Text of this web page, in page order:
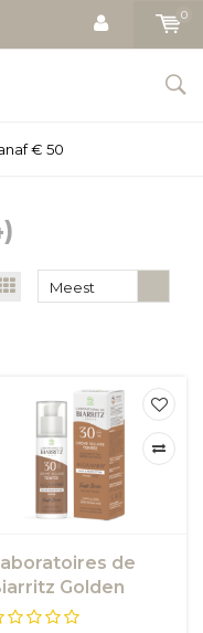
0
€ 50
Meest
de
Golden
Face